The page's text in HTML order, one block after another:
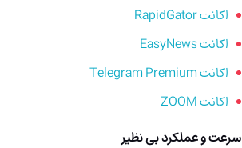
اکانت RapidGator
اکانت EasyNews
اکانت Telegram Premium
اکانت ZOOM
سرعت و عملکرد بی نظیر